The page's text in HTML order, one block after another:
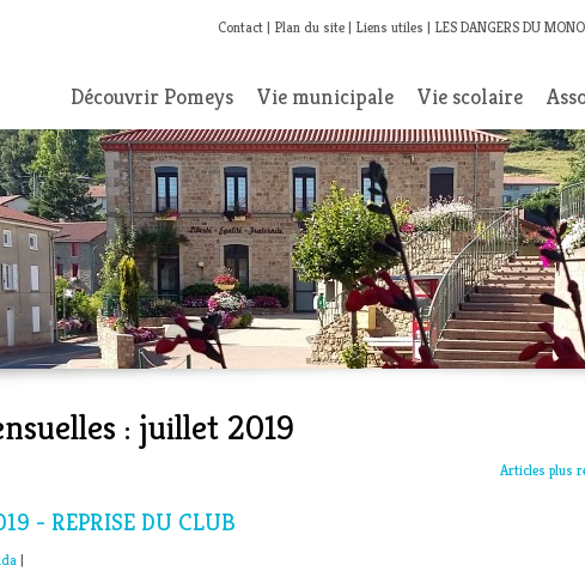
Contact Plan du site Liens utiles LES DANGERS DU
Découvrir Pomeys Vie municipale Vie scolaire
: juillet 2019
Articles plus
- REPRISE DU CLUB
|